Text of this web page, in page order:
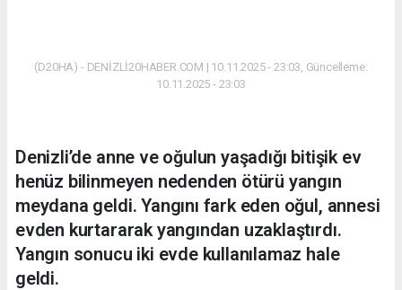
(D20HA) - DENİZLİ20HABER.COM | 10.11.2025 - 23:03, Güncelleme:
10.11.2025 - 23:03
Denizli’de anne ve oğulun yaşadığı bitişik ev
henüz bilinmeyen nedenden ötürü yangın
meydana geldi. Yangını fark eden oğul, annesi
evden kurtararak yangından uzaklaştırdı.
Yangın sonucu iki evde kullanılamaz hale
geldi.